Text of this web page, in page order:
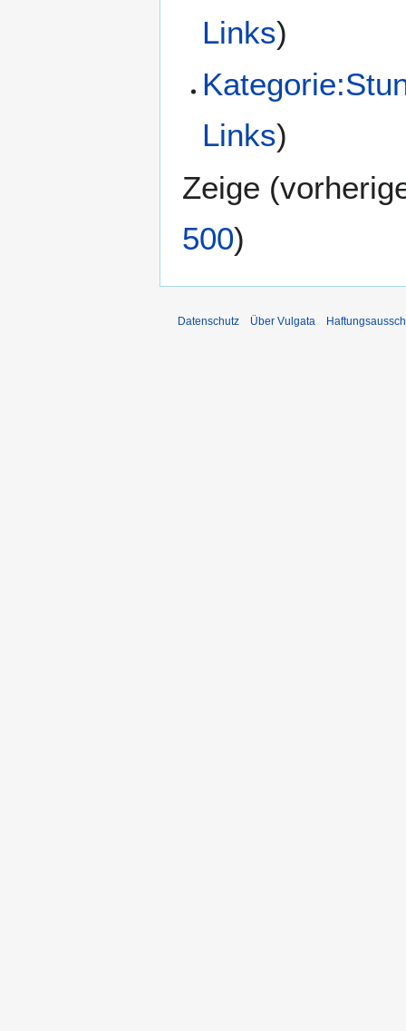
Links)
Links)
Zeige (
500)
Datenschutz Über Vulgata